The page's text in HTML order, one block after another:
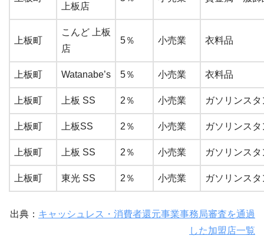
上板店
上板町
こんど 上板
店
5％ 小売業 衣料品
上板町 Watanabe’s 5％ 小売業 衣料品
上板町 上板 SS 2％ 小売業 ガソリンスタ
上板町 上板SS 2％ 小売業 ガソリンスタ
上板町 上板 SS 2％ 小売業 ガソリンスタ
上板町 東光 SS 2％ 小売業 ガソリンスタ
出典： キャッシュレス・消費者還元事業事務局審査を通過
した加盟店一覧